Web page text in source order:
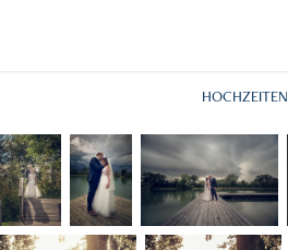
HOCHZEITEN